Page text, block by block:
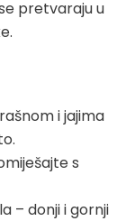
pretvaraju u
i jajima
s
– donji i gornji